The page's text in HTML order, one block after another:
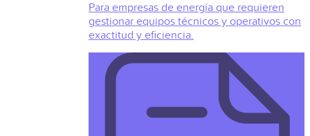
Para empresas de energía que requieren
gestionar equipos técnicos y operativos con
exactitud y eficiencia.